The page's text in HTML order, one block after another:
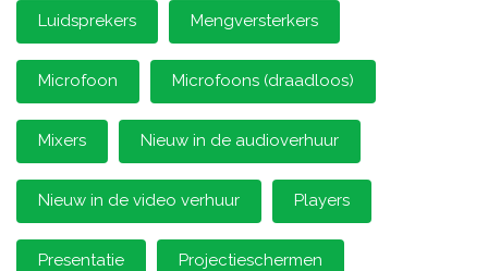
Luidsprekers Mengversterkers
Microfoon Microfoons (draadloos)
Mixers Nieuw in de audioverhuur
Nieuw in de video verhuur Players
Presentatie Projectieschermen